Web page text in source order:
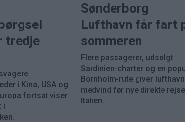
tredje
i Kina, USA og
fortsat viser
i
Sønderborg
Lufthavn får fart
sommeren
Flere passagerer, udsolgt
Sardinien-charter og en
Bornholm-rute giver
medvind før nye direkte
Italien.